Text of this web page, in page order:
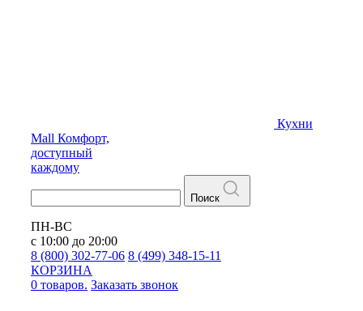
Кухни
Mall Комфорт,
доступный
каждому
Поиск
ПН-ВС
с 10:00 до 20:00
8 (800) 302-77-06 8 (499) 348-15-11
КОРЗИНА
0 товаров. Заказать звонок